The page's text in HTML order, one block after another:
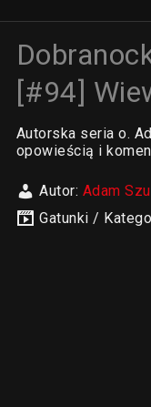
[#94]
Autorska seria o.
opowieścią i
Autor: Adam
Gatunki /